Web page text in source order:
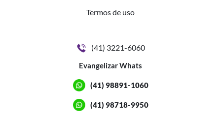
Termos de uso
(41) 3221-6060
Evangelizar Whats
(41) 98891-1060
(41) 98718-9950